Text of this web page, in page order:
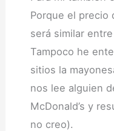
Porque el precio
será similar
Tampoco he
sitios la
nos lee alguien
McDonald’s y
no creo).